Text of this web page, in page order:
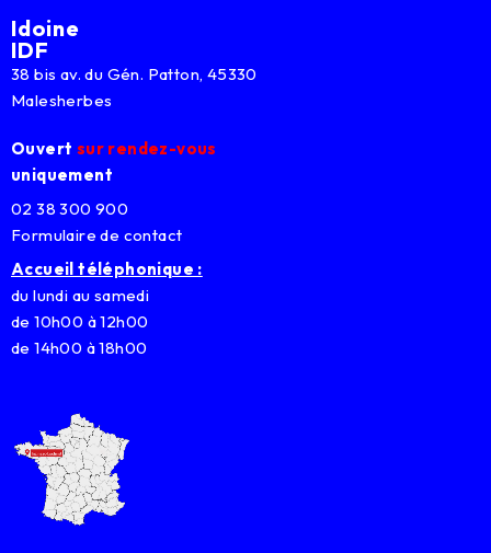
Idoine
IDF
38 bis av. du Gén. Patton, 45330
Malesherbes
Ouvert sur rendez-vous
uniquement
02 38 300 900
Formulaire de contact
Accueil téléphonique :
du lundi au samedi
de 10h00 à 12h00
de 14h00 à 18h00